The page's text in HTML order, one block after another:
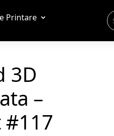
Printare
3D
–
#117